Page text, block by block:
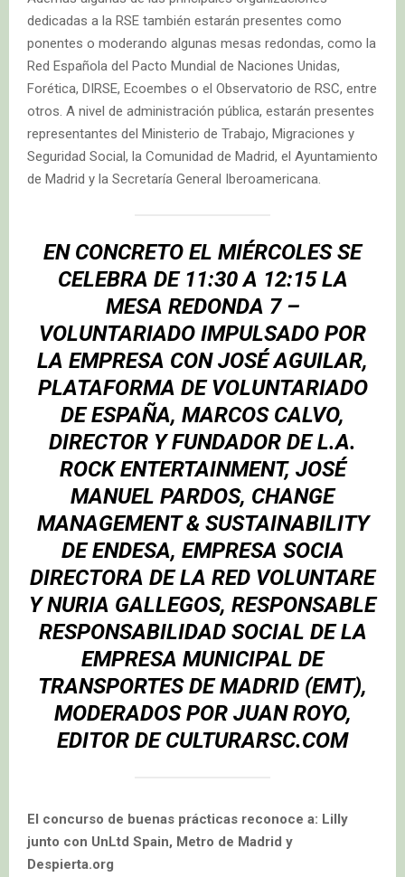
dedicadas a la RSE también estarán presentes como
ponentes o moderando algunas mesas redondas, como la
Red Española del Pacto Mundial de Naciones Unidas,
Forética, DIRSE, Ecoembes o el Observatorio de RSC, entre
otros. A nivel de administración pública, estarán presentes
representantes del Ministerio de Trabajo, Migraciones y
Seguridad Social, la Comunidad de Madrid, el Ayuntamiento
de Madrid y la Secretaría General Iberoamericana.
EN CONCRETO EL MIÉRCOLES SE
CELEBRA DE 11:30 A 12:15 LA
MESA REDONDA 7 –
VOLUNTARIADO IMPULSADO POR
LA EMPRESA CON JOSÉ AGUILAR,
PLATAFORMA DE VOLUNTARIADO
DE ESPAÑA, MARCOS CALVO,
DIRECTOR Y FUNDADOR DE L.A.
ROCK ENTERTAINMENT, JOSÉ
MANUEL PARDOS, CHANGE
MANAGEMENT & SUSTAINABILITY
DE ENDESA, EMPRESA SOCIA
DIRECTORA DE LA RED VOLUNTARE
Y NURIA GALLEGOS, RESPONSABLE
RESPONSABILIDAD SOCIAL DE LA
EMPRESA MUNICIPAL DE
TRANSPORTES DE MADRID (EMT),
MODERADOS POR JUAN ROYO,
EDITOR DE CULTURARSC.COM
El concurso de buenas prácticas reconoce a: Lilly
junto con UnLtd Spain, Metro de Madrid y
Despierta.org